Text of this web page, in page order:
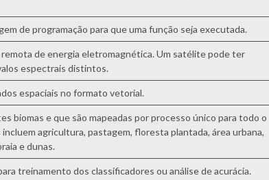
de programação para que uma função seja executada.
de energia eletromagnética. Um satélite pode ter
espectrais distintos.
espaciais no formato vetorial.
biomas e que são mapeadas por processo único para todo o
agricultura, pastagem, floresta plantada, área urbana,
e dunas.
treinamento dos classificadores ou análise de acurácia.